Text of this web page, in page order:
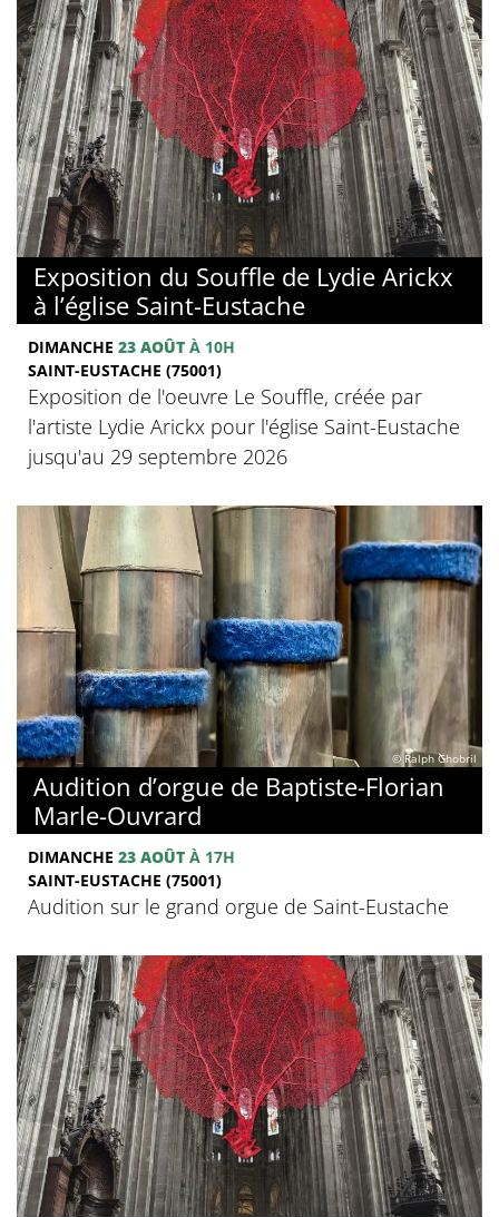
Exposition du Souffle de Lydie Arickx
à l’église Saint-Eustache
DIMANCHE 23 AOÛT À 10H
SAINT-EUSTACHE (75001)
Exposition de l'oeuvre Le Souffle, créée par
l'artiste Lydie Arickx pour l'église Saint-Eustache
jusqu'au 29 septembre 2026
© Ralph Ghobril
Audition d’orgue de Baptiste-Florian
Marle-Ouvrard
DIMANCHE 23 AOÛT À 17H
SAINT-EUSTACHE (75001)
Audition sur le grand orgue de Saint-Eustache